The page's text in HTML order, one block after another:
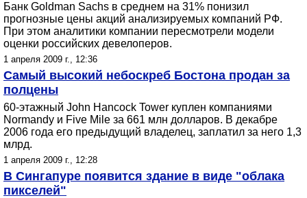
Банк Goldman Sachs в среднем на 31% понизил
прогнозные цены акций анализируемых компаний РФ.
При этом аналитики компании пересмотрели модели
оценки российских девелоперов.
1 апреля 2009 г., 12:36
Самый высокий небоскреб Бостона продан за
полцены
60-этажный John Hancock Tower куплен компаниями
Normandy и Five Mile за 661 млн долларов. В декабре
2006 года его предыдущий владелец, заплатил за него 1,3
млрд.
1 апреля 2009 г., 12:28
В Сингапуре появится здание в виде "облака
пикселей"